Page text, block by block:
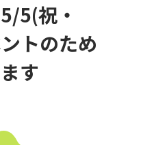
5(祝・
トのため
す